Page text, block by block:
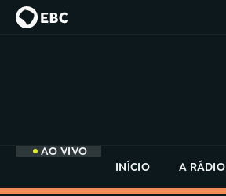
AO VIVO
INÍCIO
A RÁDIO